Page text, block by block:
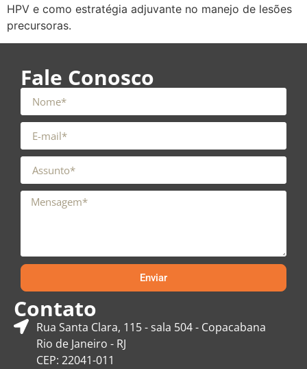
HPV e como estratégia adjuvante no manejo de lesões
precursoras.
Fale Conosco
Enviar
Contato
Rua Santa Clara, 115 - sala 504 - Copacabana
Rio de Janeiro - RJ
CEP: 22041-011